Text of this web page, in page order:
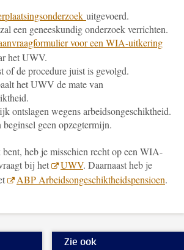
uitgevoerd.
een geneeskundig onderzoek verrichten.
voor een WIA-uitkering
het UWV.
of de procedure juist is gevolgd.
het UWV de mate van
ontslagen wegens arbeidsongeschiktheid.
geen opzegtermijn.
heb je misschien recht op een WIA-
bij het
UWV. Daarnaast heb je
ABP Arbeidsongeschiktheidspensioen.
Zie ook